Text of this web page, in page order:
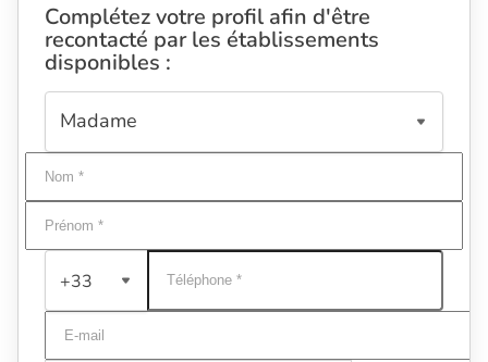
Complétez votre profil afin d'être
recontacté par les établissements
disponibles :
+33